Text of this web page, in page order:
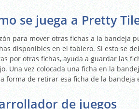
se juega a Pretty
para mover otras fichas a la bandeja
disponibles en el tablero. Si esto se
por otras fichas, ayuda a guardar las
Una vez colocada una ficha en la
forma de retirar esa ficha de la
de juegos